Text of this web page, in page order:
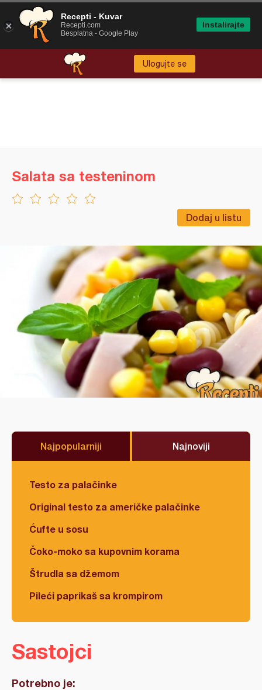
Ulogujte se
Dodaj u listu
Salata sa testeninom
Najpopularniji Najnoviji
Testo za palačinke
Original testo za američke palačinke
Ćufte u sosu
Čoko-moko sa kupovnim korama
Štrudla sa džemom
Pileći paprikaš sa krompirom
Sastojci
Potrebno je:
Recepti - Kuvar
Recepti.com
Besplatna - Google Play
Instalirajte